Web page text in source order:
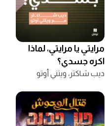
مرايتي يا مرايتي، لماذا
اكره جسدي؟
ديب شاكتر، ويتني أوتو